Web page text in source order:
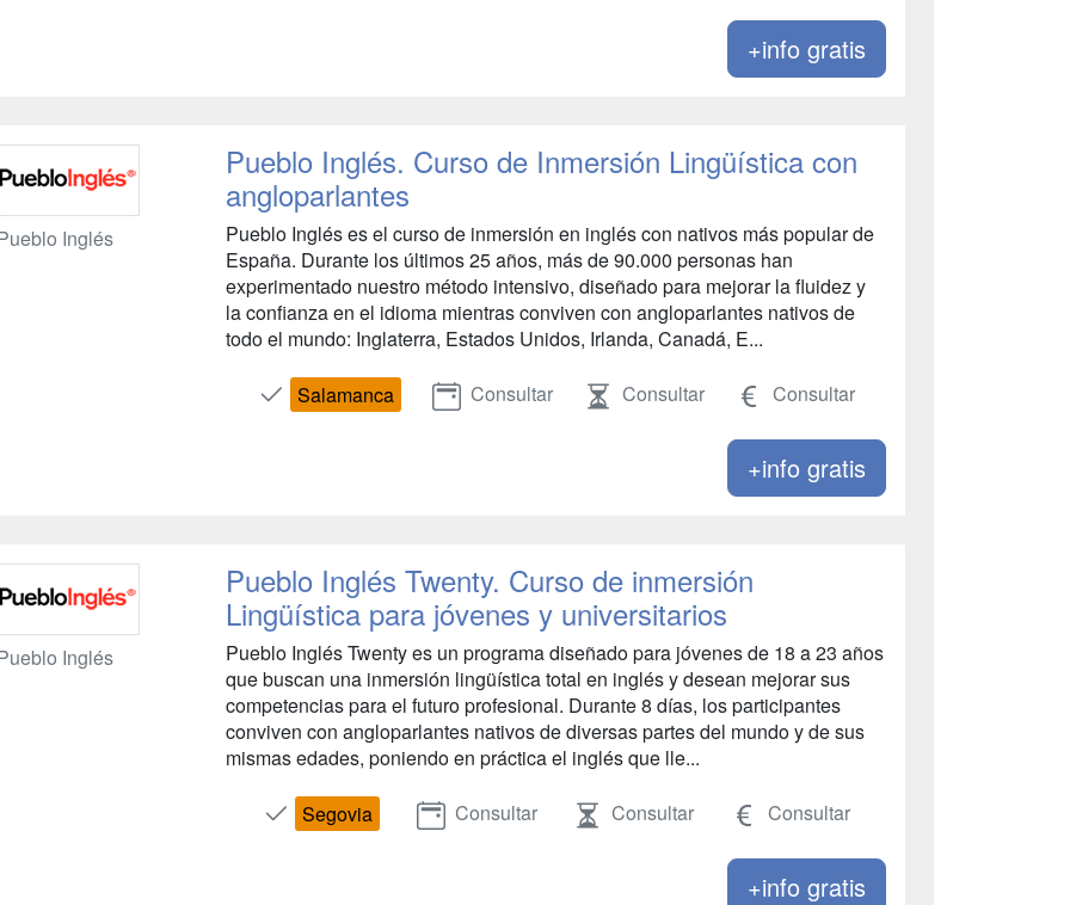
+info gratis
Inglés
Pueblo Inglés. Curso de Inmersión Lingüística con
angloparlantes
Pueblo Inglés es el curso de inmersión en inglés con nativos más popular de
España. Durante los últimos 25 años, más de 90.000 personas han
experimentado nuestro método intensivo, diseñado para mejorar la fluidez y
la confianza en el idioma mientras conviven con angloparlantes nativos de
todo el mundo: Inglaterra, Estados Unidos, Irlanda, Canadá, E...
Salamanca Consultar Consultar Consultar
+info gratis
Inglés
Pueblo Inglés Twenty. Curso de inmersión
Lingüística para jóvenes y universitarios
Pueblo Inglés Twenty es un programa diseñado para jóvenes de 18 a 23 años
que buscan una inmersión lingüística total en inglés y desean mejorar sus
competencias para el futuro profesional. Durante 8 días, los participantes
conviven con angloparlantes nativos de diversas partes del mundo y de sus
mismas edades, poniendo en práctica el inglés que lle...
Segovia Consultar Consultar Consultar
+info gratis